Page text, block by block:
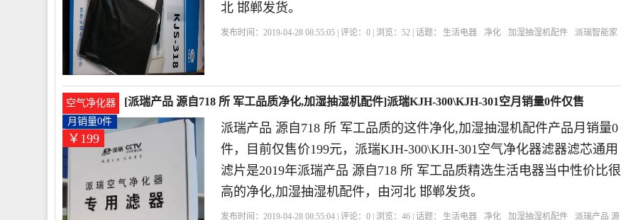
北 邯郸发货。
发布时间：2019-04-28 08:55:05 | 评论：0 | 浏览：52 | 话题： 生活电器 净化 加湿抽湿机配件
派瑞智能家
空气净化器
[派瑞产品 源自718 所 军工品质净化,加湿抽湿机配件]派瑞KJH-300\KJH-301空月销量0件仅售
199元
￥199
月销量0件
派瑞产品 源自718 所 军工品质的这件净化,加湿抽湿机配件产品月销量0
件，目前仅售价199元，派瑞KJH-300\KJH-301空气净化器滤器滤芯通用
滤片是2019年派瑞产品 源自718 所 军工品质精选生活电器当中性价比很
高的净化,加湿抽湿机配件，由河北 邯郸发货。
发布时间：2019-04-28 08:55:04 | 评论：0 | 浏览：46 | 话题： 生活电器 净化 加湿抽湿机配件
派瑞产品 源